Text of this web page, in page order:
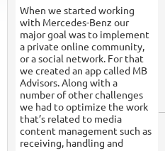
When we started working
with Mercedes-Benz our
major goal was to implement
a private online community,
or a social network. For that
we created an app called MB
Advisors. Along with a
number of other challenges
we had to optimize the work
that’s related to media
content management such as
receiving, handling and